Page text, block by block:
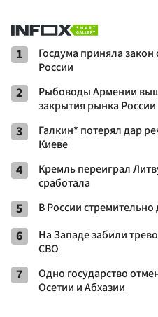
1
Госдума приняла
России
2
Рыбоводы Армении
закрытия рынка России
3
Галкин* потерял дар
Киеве
4
Кремль переиграл
сработала
5 В России
6
На Западе забили
СВО
7
Одно государство
Осетии и Абхазии